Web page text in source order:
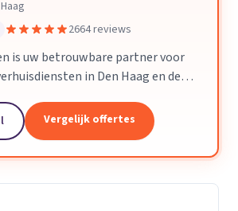
2664 reviews
is uw betrouwbare partner voor
in Den Haag en de
team zorgen wij ervoor
soepel en zorgeloos verloopt.
Vergelijk offertes